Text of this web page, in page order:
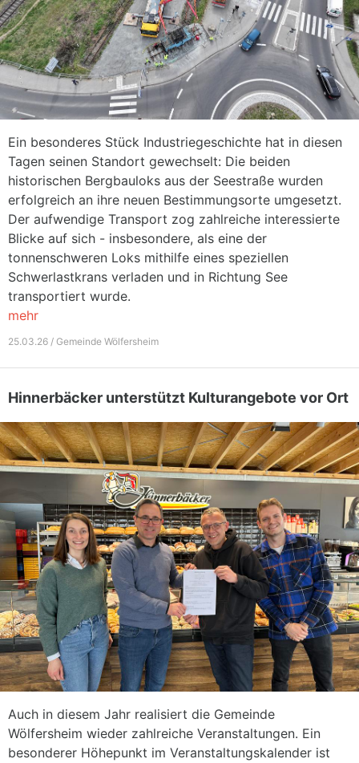
Ein besonderes Stück Industriegeschichte hat in diesen
Tagen seinen Standort gewechselt: Die beiden
historischen Bergbauloks aus der Seestraße wurden
erfolgreich an ihre neuen Bestimmungsorte umgesetzt.
Der aufwendige Transport zog zahlreiche interessierte
Blicke auf sich - insbesondere, als eine der
tonnenschweren Loks mithilfe eines speziellen
Schwerlastkrans verladen und in Richtung See
transportiert wurde.
mehr
25.03.26 / Gemeinde Wölfersheim
Hinnerbäcker unterstützt Kulturangebote vor Ort
Auch in diesem Jahr realisiert die Gemeinde
Wölfersheim wieder zahlreiche Veranstaltungen. Ein
besonderer Höhepunkt im Veranstaltungskalender ist